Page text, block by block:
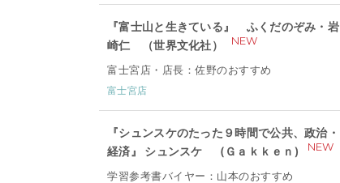
『富士山と生きている』 ふくだのぞみ・岩
崎仁 （世界文化社）
NEW
富士宮店・店長：佐野のおすすめ
富士宮店
『シュンスケのたった９時間で公共、政治・
経済』 シュンスケ (Ｇａｋｋｅｎ)
NEW
学習参考書バイヤー：山本のおすすめ